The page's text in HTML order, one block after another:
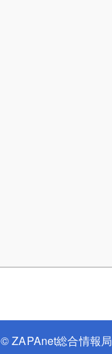
©ZAPAnet総合情報局